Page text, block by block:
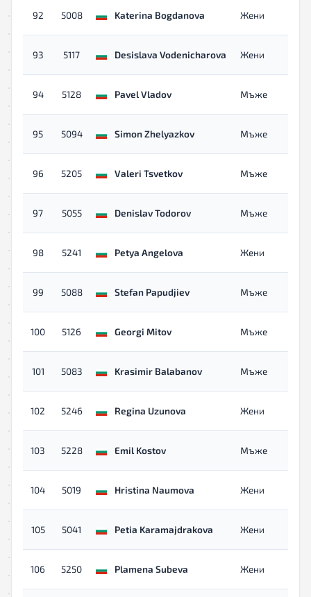
92 5008 Katerina Bogdanova Жени
93 5117 Desislava Vodenicharova Жени
94 5128 Pavel Vladov Мъже
95 5094 Simon Zhelyazkov Мъже
96 5205 Valeri Tsvetkov Мъже
97 5055 Denislav Todorov Мъже
98 5241 Petya Angelova Жени
99 5088 Stefan Papudjiev Мъже
100 5126 Georgi Mitov Мъже
101 5083 Krasimir Balabanov Мъже
102 5246 Regina Uzunova Жени
103 5228 Emil Kostov Мъже
104 5019 Hristina Naumova Жени
105 5041 Petia Karamajdrakova Жени
106 5250 Plamena Subeva Жени